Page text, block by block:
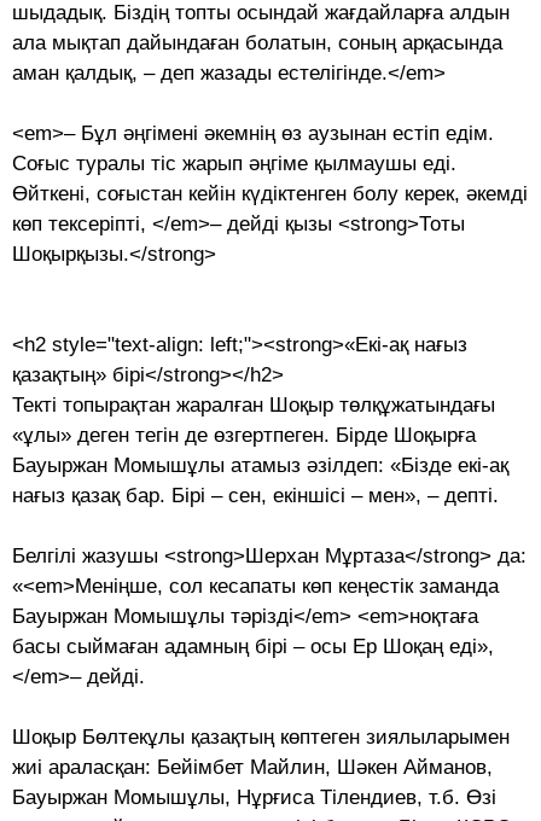
шыдадық. Біздің топты осындай жағдайларға алдын
ала мықтап дайындаған болатын, соның арқасында
аман қалдық, – деп жазады естелігінде.</em>
<em>– Бұл әңгімені әкемнің өз аузынан естіп едім.
Соғыс туралы тіс жарып әңгіме қылмаушы еді.
Өйткені, соғыстан кейін күдіктенген болу керек, әкемді
көп тексеріп­ті, </em>– дейді қызы <strong>Тоты
Шоқырқызы.</strong>
<h2 style="text-align: left;"><strong>«Екі-ақ нағыз
қазақтың» бірі</strong></h2>
Текті топырақтан жаралған Шоқыр төлқұжатындағы
«ұлы» деген тегін де өзгертпеген. Бірде Шоқырға
Бауыржан Момышұлы атамыз әзілдеп: «Бізде екі-ақ
нағыз қазақ бар. Бірі – сен, екіншісі – мен», – депті.
Белгілі жазушы <strong>Шерхан Мұртаза</strong> да:
«<em>Меніңше, сол кесапаты көп кеңестік заманда
Бауыржан Момышұлы тәрізді</em> <em>ноқтаға
басы сыймаған адамның бірі – осы Ер Шоқаң еді»,
</em>– дейді.
Шоқыр Бөлтекұлы қазақтың көптеген зиялыларымен
жиі араласқан: Бейімбет Майлин, Шәкен Айманов,
Бауыржан Момышұлы, Нұрғиса Тілендиев, т.б. Өзі